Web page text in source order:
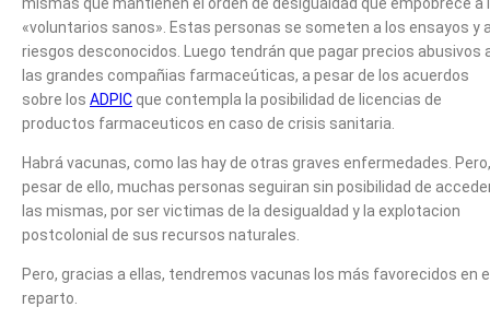
«voluntarios sanos». Estas personas se someten a los ensayos y
riesgos desconocidos. Luego tendrán que pagar precios abusivos
las grandes compañias farmaceúticas, a pesar de los acuerdos
sobre los ADPIC que contempla la posibilidad de licencias de
productos farmaceuticos en caso de crisis sanitaria.
Habrá vacunas, como las hay de otras graves enfermedades.
pesar de ello, muchas personas seguiran sin posibilidad de
las mismas, por ser victimas de la desigualdad y la explotacion
postcolonial de sus recursos naturales.
Pero, gracias a ellas, tendremos vacunas los más favorecidos en
reparto.